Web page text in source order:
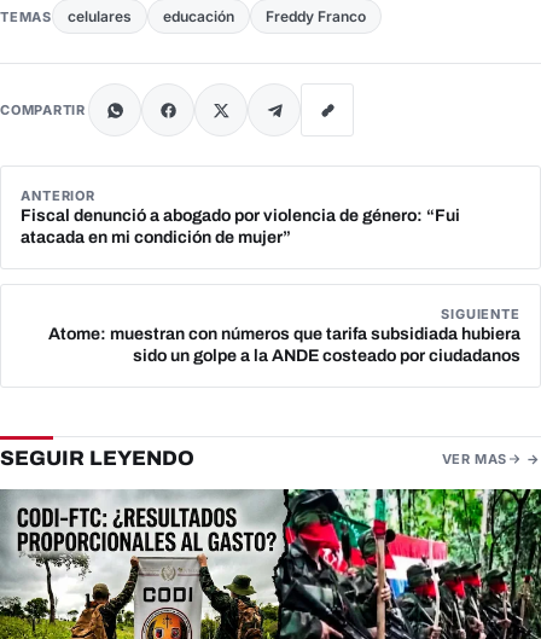
TEMAS celulares educación Freddy Franco
COMPARTIR
ANTERIOR
Fiscal denunció a abogado por violencia de género: “Fui
atacada en mi condición de mujer”
SIGUIENTE
Atome: muestran con números que tarifa subsidiada hubiera
sido un golpe a la ANDE costeado por ciudadanos
SEGUIR LEYENDO VER MAS